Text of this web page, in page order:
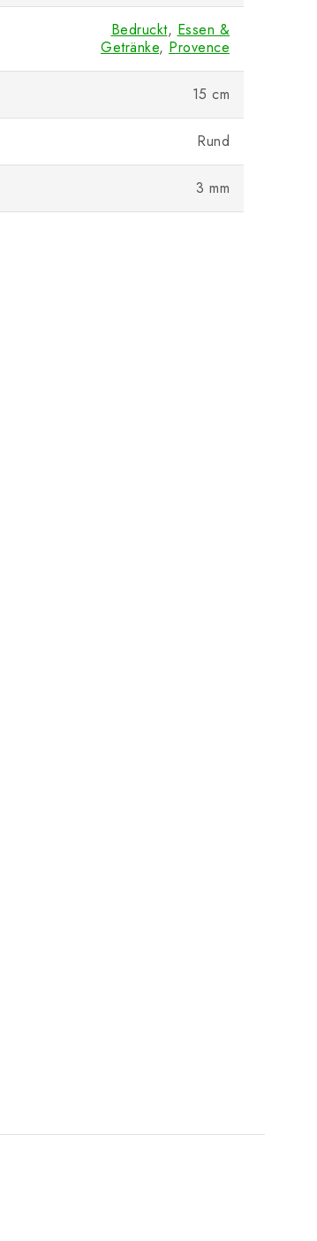
Bedruckt, Essen &
Getränke, Provence
15 cm
Rund
3 mm